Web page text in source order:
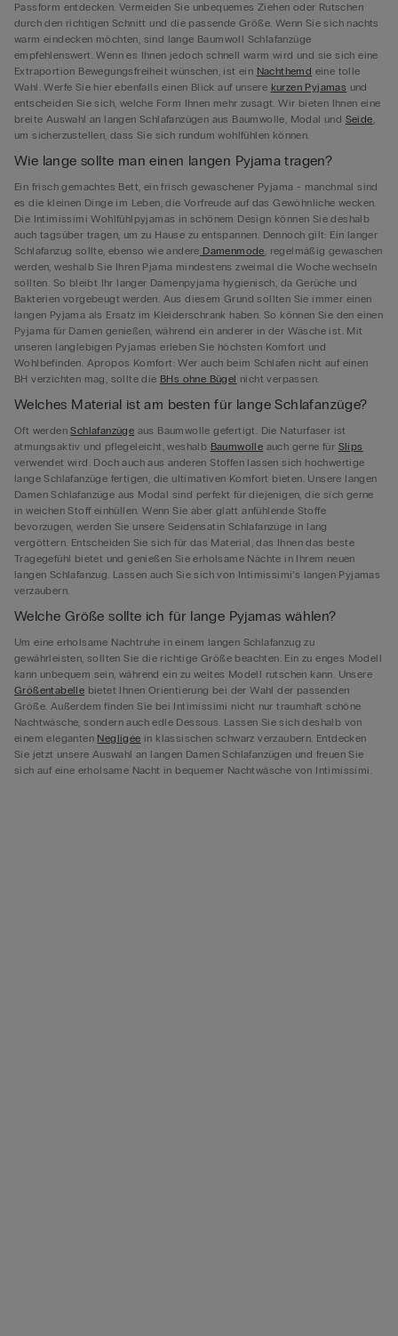
Passform entdecken. Vermeiden Sie unbequemes Ziehen oder Rutschen
durch den richtigen Schnitt und die passende Größe. Wenn Sie sich nachts
warm eindecken möchten, sind lange Baumwoll Schlafanzüge
empfehlenswert. Wenn es Ihnen jedoch schnell warm wird und sie sich eine
Extraportion Bewegungsfreiheit wünschen, ist ein Nachthemd eine tolle
Wahl. Werfe Sie hier ebenfalls einen Blick auf unsere kurzen Pyjamas und
entscheiden Sie sich, welche Form Ihnen mehr zusagt. Wir bieten Ihnen eine
breite Auswahl an langen Schlafanzügen aus Baumwolle, Modal und Seide,
um sicherzustellen, dass Sie sich rundum wohlfühlen können.
Wie lange sollte man einen langen Pyjama tragen?
Ein frisch gemachtes Bett, ein frisch gewaschener Pyjama - manchmal sind
es die kleinen Dinge im Leben, die Vorfreude auf das Gewöhnliche wecken.
Die Intimissimi Wohlfühlpyjamas in schönem Design können Sie deshalb
auch tagsüber tragen, um zu Hause zu entspannen. Dennoch gilt: Ein langer
Schlafanzug sollte, ebenso wie andere Damenmode, regelmäßig gewaschen
werden, weshalb Sie Ihren Pjama mindestens zweimal die Woche wechseln
sollten. So bleibt Ihr langer Damenpyjama hygienisch, da Gerüche und
Bakterien vorgebeugt werden. Aus diesem Grund sollten Sie immer einen
langen Pyjama als Ersatz im Kleiderschrank haben. So können Sie den einen
Pyjama für Damen genießen, während ein anderer in der Wäsche ist. Mit
unseren langlebigen Pyjamas erleben Sie höchsten Komfort und
Wohlbefinden. Apropos Komfort: Wer auch beim Schlafen nicht auf einen
BH verzichten mag, sollte die BHs ohne Bügel nicht verpassen.
Welches Material ist am besten für lange Schlafanzüge?
Oft werdenSchlafanzüge aus Baumwolle gefertigt. Die Naturfaser ist
atmungsaktiv und pflegeleicht, weshalb Baumwolle auch gerne für Slips
verwendet wird. Doch auch aus anderen Stoffen lassen sich hochwertige
lange Schlafanzüge fertigen, die ultimativen Komfort bieten. Unsere langen
Damen Schlafanzüge aus Modal sind perfekt für diejenigen, die sich gerne
in weichen Stoff einhüllen. Wenn Sie aber glatt anfühlende Stoffe
bevorzugen, werden Sie unsere Seidensatin Schlafanzüge in lang
vergöttern. Entscheiden Sie sich für das Material, das Ihnen das beste
Tragegefühl bietet und genießen Sie erholsame Nächte in Ihrem neuen
langen Schlafanzug. Lassen auch Sie sich von Intimissimi’s langen Pyjamas
verzaubern.
Welche Größe sollte ich für lange Pyjamas wählen?
Um eine erholsame Nachtruhe in einem langen Schlafanzug zu
gewährleisten, sollten Sie die richtige Größe beachten. Ein zu enges Modell
kann unbequem sein, während ein zu weites Modell rutschen kann. Unsere
Größentabelle bietet Ihnen Orientierung bei der Wahl der passenden
Größe. Außerdem finden Sie bei Intimissimi nicht nur traumhaft schöne
Nachtwäsche, sondern auch edle Dessous. Lassen Sie sich deshalb von
einem eleganten Negligée in klassischen schwarz verzaubern. Entdecken
Sie jetzt unsere Auswahl an langen Damen Schlafanzügen und freuen Sie
sich auf eine erholsame Nacht in bequemer Nachtwäsche von Intimissimi.